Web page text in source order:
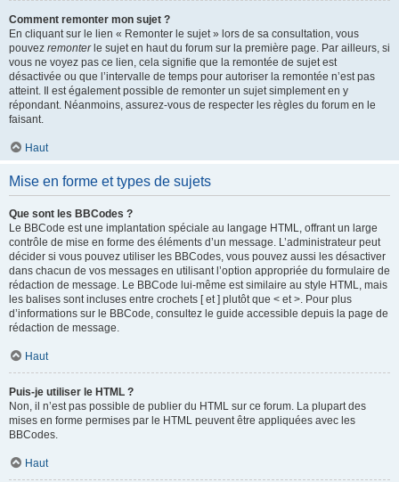
Comment remonter mon sujet ?
En cliquant sur le lien « Remonter le sujet » lors de sa consultation, vous
pouvez remonterle sujet en haut du forum sur la première page. Par ailleurs, si
vous ne voyez pas ce lien, cela signifie que la remontée de sujet est
désactivée ou que l’intervalle de temps pour autoriser la remontée n’est pas
atteint. Il est également possible de remonter un sujet simplement en y
répondant. Néanmoins, assurez-vous de respecter les règles du forum en le
faisant.
Haut
Mise en forme et types de sujets
Que sont les BBCodes ?
Le BBCode est une implantation spéciale au langage HTML, offrant un large
contrôle de mise en forme des éléments d’un message. L’administrateur peut
décider si vous pouvez utiliser les BBCodes, vous pouvez aussi les désactiver
dans chacun de vos messages en utilisant l’option appropriée du formulaire de
rédaction de message. Le BBCode lui-même est similaire au style HTML, mais
les balises sont incluses entre crochets [ et ] plutôt que < et >. Pour plus
d’informations sur le BBCode, consultez le guide accessible depuis la page de
rédaction de message.
Haut
Puis-je utiliser le HTML ?
Non, il n’est pas possible de publier du HTML sur ce forum. La plupart des
mises en forme permises par le HTML peuvent être appliquées avec les
BBCodes.
Haut